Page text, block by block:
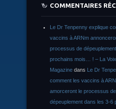
COMMENTAIRES
Le Dr Tenpenny explique
vaccins à ARNm
processus de
prochains mois… ! – La
Magazine dans Le Dr
comment les vaccins à
amorceront le processus de
dépeuplement dans les 3-6